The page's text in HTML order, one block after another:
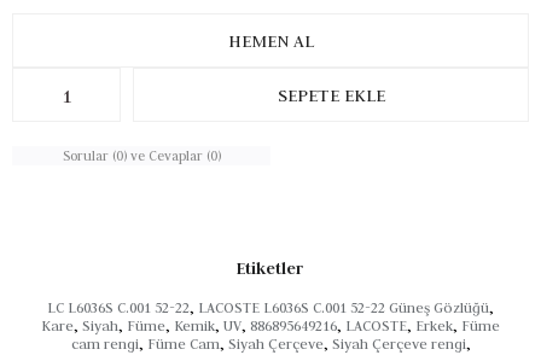
Sorular (0) ve Cevaplar (0)
Etiketler
LC L6036S C.001 52-22, LACOSTE L6036S C.001 52-22 Güneş Gözlüğü,
Kare, Siyah, Füme, Kemik, UV, 886895649216, LACOSTE, Erkek, Füme
cam rengi, Füme Cam, Siyah Çerçeve, Siyah Çerçeve rengi,